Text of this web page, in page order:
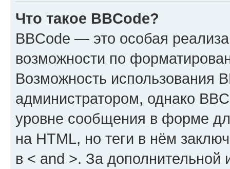
Что такое BBCode?
BBCode — это особая
возможности по
Возможность использования
администратором, однако
уровне сообщения в форме
на HTML, но теги в нём
в < and >. За